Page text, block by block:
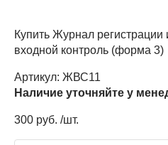
Купить Журнал
входной контроль (форма 3)
Артикул: ЖВС11
Наличие уточняйте у
300 руб. /шт.